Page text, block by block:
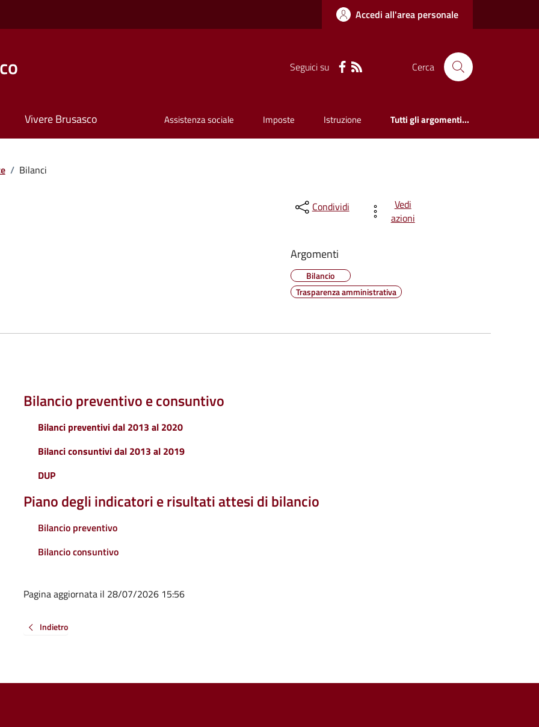
Accedi all'area personale
Seguici su Cerca
Vivere Brusasco Assistenza sociale Imposte Istruzione Tutti gli argomenti...
/ Bilanci
Condividi
Vedi
azioni
Argomenti
Bilancio
Trasparenza amministrativa
Bilancio preventivo e consuntivo
Bilanci preventivi dal 2013 al 2020
Bilanci consuntivi dal 2013 al 2019
DUP
Piano degli indicatori e risultati attesi di bilancio
Bilancio preventivo
Bilancio consuntivo
Pagina aggiornata il 28/07/2026 15:56
Indietro